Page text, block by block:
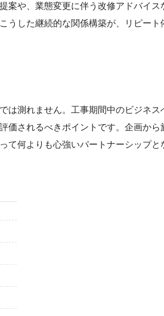
案や、業態変更に伴う改修アドバイ
うした継続的な関係構築が、リピー
は測れません。工事期間中のビジネ
価されるべきポイントです。企画から
何よりも心強いパートナーシップと